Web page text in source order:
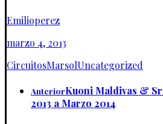
Emilioperez
marzo 4, 2013
CircuitosMarsolUncategorized
AnteriorKuoni Maldivas &
2013 a Marzo 2014